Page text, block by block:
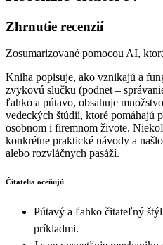
Zhrnutie recenzií
Zosumarizované pomocou AI,
Kniha popisuje, ako vznikajú a
zvykovú slučku (podnet –
ľahko a pútavo, obsahuje
vedeckých štúdií, ktoré
osobnom i firemnom živote.
konkrétne praktické návody a
alebo rozvláčnych pasáží.
Čitatelia oceňujú
Pútavý a ľahko čitateľný
príkladmi.